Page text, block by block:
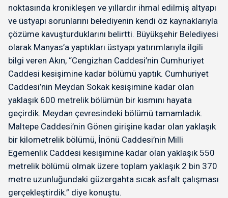
noktasında kronikleşen ve yıllardır ihmal edilmiş altyapı
ve üstyapı sorunlarını belediyenin kendi öz kaynaklarıyla
çözüme kavuşturduklarını belirtti. Büyükşehir Belediyesi
olarak Manyas’a yaptıkları üstyapı yatırımlarıyla ilgili
bilgi veren Akın, “Cengizhan Caddesi’nin Cumhuriyet
Caddesi kesişimine kadar bölümü yaptık. Cumhuriyet
Caddesi’nin Meydan Sokak kesişimine kadar olan
yaklaşık 600 metrelik bölümün bir kısmını hayata
geçirdik. Meydan çevresindeki bölümü tamamladık.
Maltepe Caddesi’nin Gönen girişine kadar olan yaklaşık
bir kilometrelik bölümü, İnönü Caddesi’nin Milli
Egemenlik Caddesi kesişimine kadar olan yaklaşık 550
metrelik bölümü olmak üzere toplam yaklaşık 2 bin 370
metre uzunluğundaki güzergahta sıcak asfalt çalışması
gerçekleştirdik.” diye konuştu.